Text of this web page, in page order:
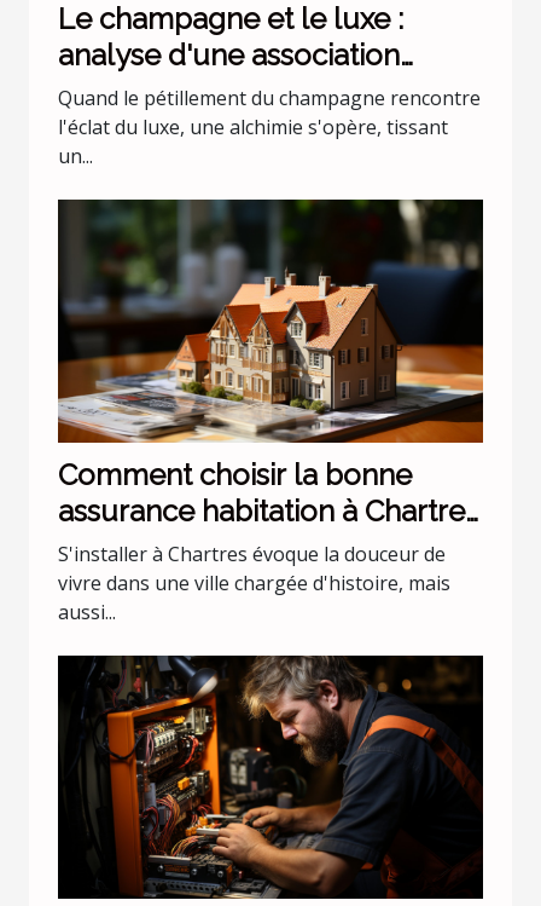
Le champagne et le luxe :
analyse d'une association
incontournable
Quand le pétillement du champagne rencontre
l'éclat du luxe, une alchimie s'opère, tissant
un...
Comment choisir la bonne
assurance habitation à Chartres
?
S'installer à Chartres évoque la douceur de
vivre dans une ville chargée d'histoire, mais
aussi...